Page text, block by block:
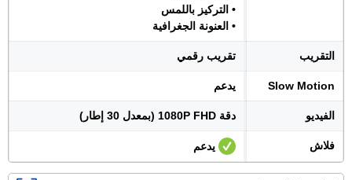
• التركيز باللمس
• العنونة الجغرافية
التقريب تقريب رقمي
Slow Motion يدعم
الفيديو دقة 1080P FHD (بمعدل 30 إطار)
فلاش يدعم